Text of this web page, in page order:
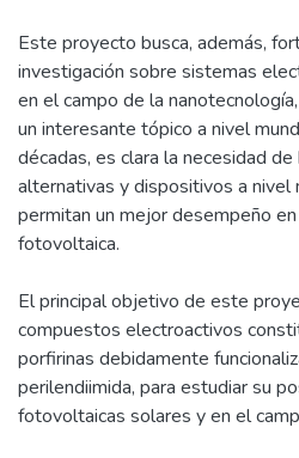
Este proyecto busca, además,
investigación sobre sistemas
en el campo de la
un interesante tópico a nivel
décadas, es clara la necesidad
alternativas y dispositivos a nivel
permitan un mejor desempeño
fotovoltaica.
El principal objetivo de este
compuestos electroactivos
porfirinas debidamente
perilendiimida, para estudiar su
fotovoltaicas solares y en el